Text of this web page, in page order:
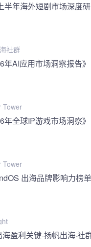
半年海外短剧市场深度
社群
年AI应用市场洞察报告》
Tower
年全球IP游戏市场洞察》
Tower
出海品牌影响力榜
盈利关键-扬帆出海·社